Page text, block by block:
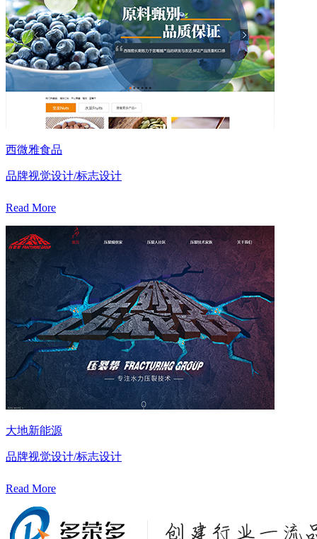
西微雅食品
品牌视觉设计/标志设计
Read More
大地新能源
品牌视觉设计/标志设计
Read More